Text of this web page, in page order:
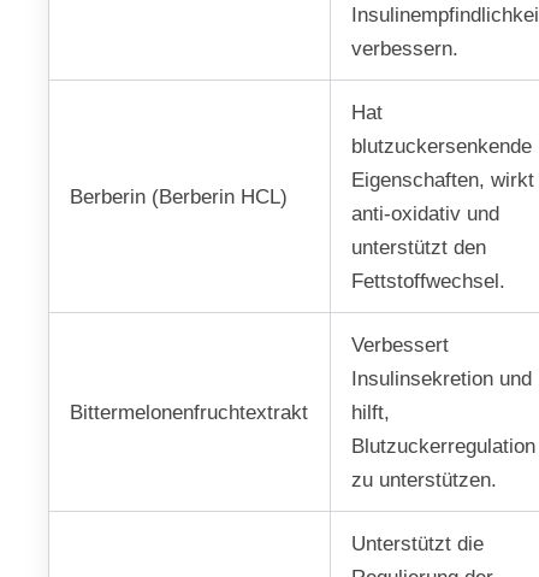
verbessern.
Berberin (Berberin HCL)
Hat
blutzuckersenkende
Eigenschaften, wirkt
anti-oxidativ und
unterstützt den
Fettstoffwechsel.
Bittermelonenfruchtextrakt
Verbessert
Insulinsekretion und
hilft,
Blutzuckerregulation
zu unterstützen.
Unterstützt die